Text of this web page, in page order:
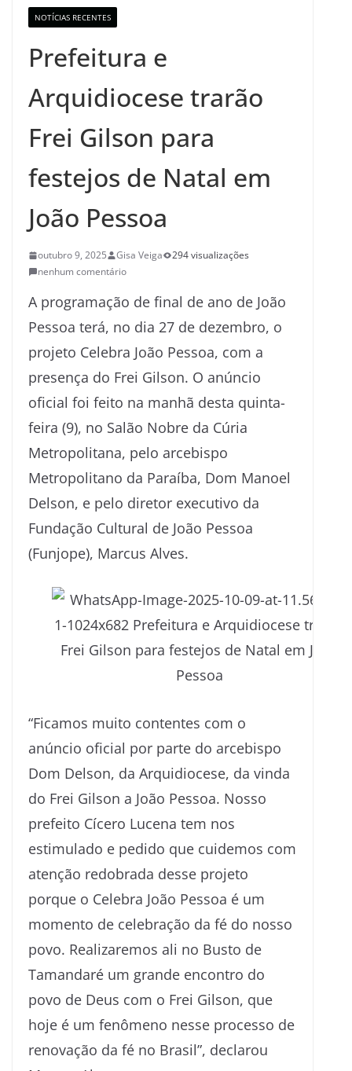
NOTÍCIAS RECENTES
Prefeitura e
Arquidiocese trarão
Frei Gilson para
festejos de Natal em
João Pessoa
outubro 9, 2025 Gisa Veiga
294 visualizações
nenhum comentário
A programação de final de ano de João
Pessoa terá, no dia 27 de dezembro, o
projeto Celebra João Pessoa, com a
presença do Frei Gilson. O anúncio
oficial foi feito na manhã desta quinta-
feira (9), no Salão Nobre da Cúria
Metropolitana, pelo arcebispo
Metropolitano da Paraíba, Dom Manoel
Delson, e pelo diretor executivo da
Fundação Cultural de João Pessoa
(Funjope), Marcus Alves.
“Ficamos muito contentes com o
anúncio oficial por parte do arcebispo
Dom Delson, da Arquidiocese, da vinda
do Frei Gilson a João Pessoa. Nosso
prefeito Cícero Lucena tem nos
estimulado e pedido que cuidemos com
atenção redobrada desse projeto
porque o Celebra João Pessoa é um
momento de celebração da fé do nosso
povo. Realizaremos ali no Busto de
Tamandaré um grande encontro do
povo de Deus com o Frei Gilson, que
hoje é um fenômeno nesse processo de
renovação da fé no Brasil”, declarou